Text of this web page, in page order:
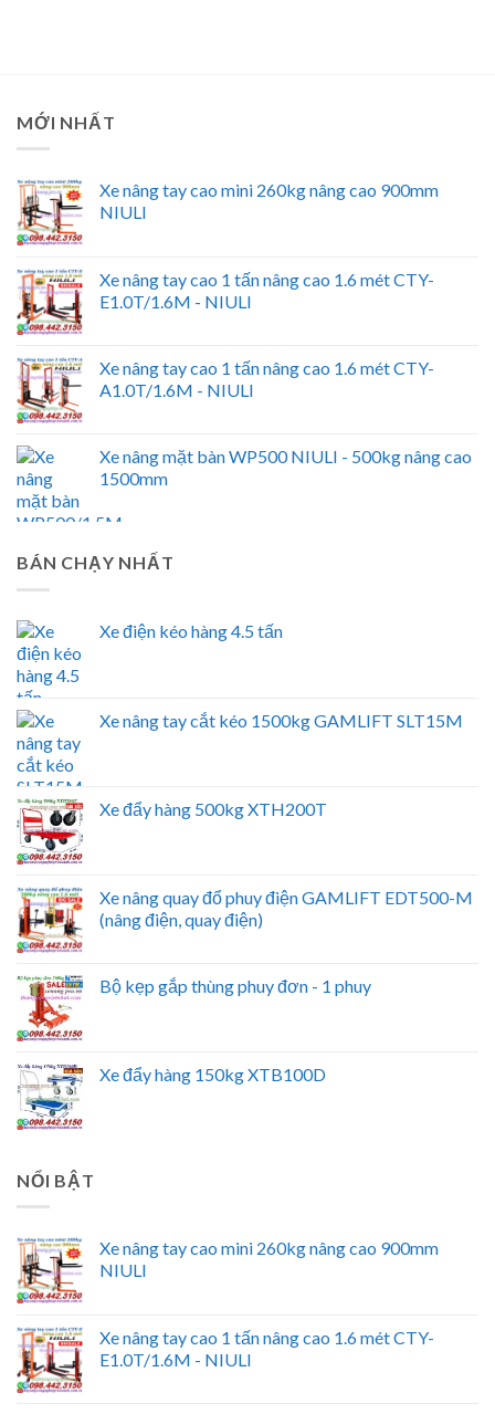
MỚI NHẤT
Xe nâng tay cao mini 260kg nâng cao 900mm
NIULI
Xe nâng tay cao 1 tấn nâng cao 1.6 mét CTY-
E1.0T/1.6M - NIULI
Xe nâng tay cao 1 tấn nâng cao 1.6 mét CTY-
A1.0T/1.6M - NIULI
Xe nâng mặt bàn WP500 NIULI - 500kg nâng cao
1500mm
BÁN CHẠY NHẤT
Xe điện kéo hàng 4.5 tấn
Xe nâng tay cắt kéo 1500kg GAMLIFT SLT15M
Xe đẩy hàng 500kg XTH200T
Xe nâng quay đổ phuy điện GAMLIFT EDT500-M
(nâng điện, quay điện)
Bộ kẹp gắp thùng phuy đơn - 1 phuy
Xe đẩy hàng 150kg XTB100D
NỔI BẬT
Xe nâng tay cao mini 260kg nâng cao 900mm
NIULI
Xe nâng tay cao 1 tấn nâng cao 1.6 mét CTY-
E1.0T/1.6M - NIULI